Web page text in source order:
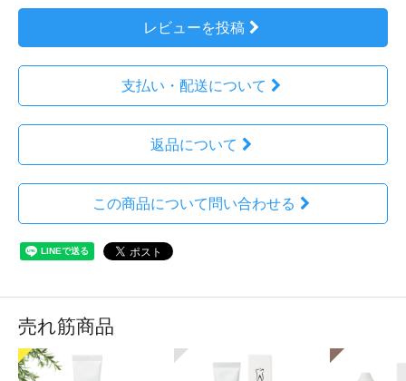
レビューを投稿
支払い・配送について
返品について
この商品について問い合わせる
売れ筋商品